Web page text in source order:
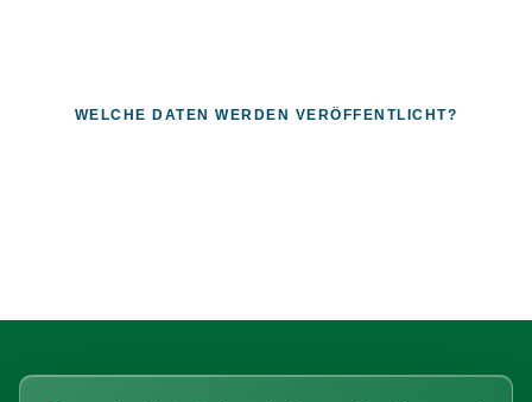
WELCHE DATEN WERDEN VERÖFFENTLICHT?